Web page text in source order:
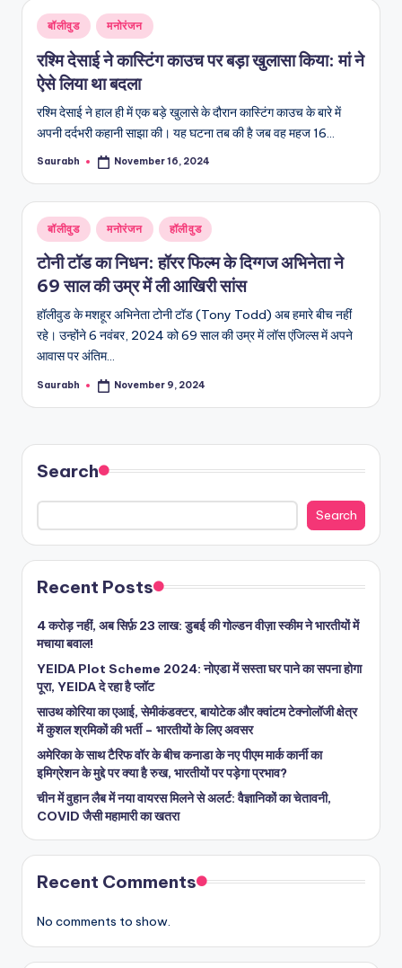
Posted
in
बॉलीवुड मनोरंजन
रश्मि देसाई ने कास्टिंग काउच पर बड़ा खुलासा किया: मां ने
ऐसे लिया था बदला
रश्मि देसाई ने हाल ही में एक बड़े खुलासे के दौरान कास्टिंग काउच के बारे में
अपनी दर्दभरी कहानी साझा की। यह घटना तब की है जब वह महज 16…
Posted
Saurabh November 16, 2024
Posted
in
बॉलीवुड मनोरंजन हॉलीवुड
टोनी टॉड का निधन: हॉरर फिल्म के दिग्गज अभिनेता ने
69 साल की उम्र में ली आखिरी सांस
हॉलीवुड के मशहूर अभिनेता टोनी टॉड (Tony Todd) अब हमारे बीच नहीं
रहे। उन्होंने 6 नवंबर, 2024 को 69 साल की उम्र में लॉस एंजिल्स में अपने
आवास पर अंतिम…
Posted
Saurabh November 9, 2024
Search
Search
Recent Posts
4 करोड़ नहीं, अब सिर्फ़ 23 लाख: डुबई की गोल्डन वीज़ा स्कीम ने भारतीयों में
मचाया बवाल!
YEIDA Plot Scheme 2024: नोएडा में सस्ता घर पाने का सपना होगा
पूरा, YEIDA दे रहा है प्लॉट
साउथ कोरिया का एआई, सेमीकंडक्टर, बायोटेक और क्वांटम टेक्नोलॉजी क्षेत्र
में कुशल श्रमिकों की भर्ती – भारतीयों के लिए अवसर
अमेरिका के साथ टैरिफ वॉर के बीच कनाडा के नए पीएम मार्क कार्नी का
इमिग्रेशन के मुद्दे पर क्या है रुख, भारतीयों पर पड़ेगा प्रभाव?
चीन में वुहान लैब में नया वायरस मिलने से अलर्ट: वैज्ञानिकों का चेतावनी,
COVID जैसी महामारी का खतरा
Recent Comments
No comments to show.